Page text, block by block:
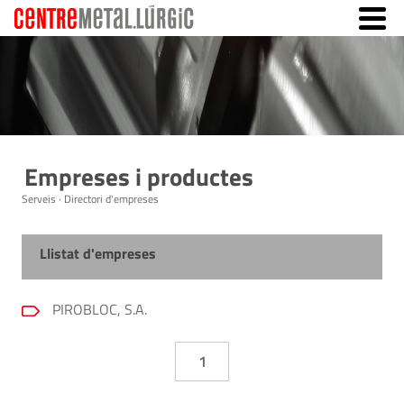
Empreses i productes
Serveis · Directori d'empreses
Llistat d'empreses
PIROBLOC, S.A.
1